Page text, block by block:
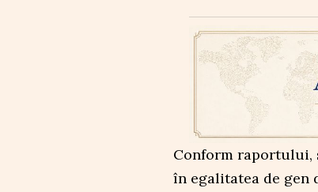
Conform raportului,
în egalitatea de gen